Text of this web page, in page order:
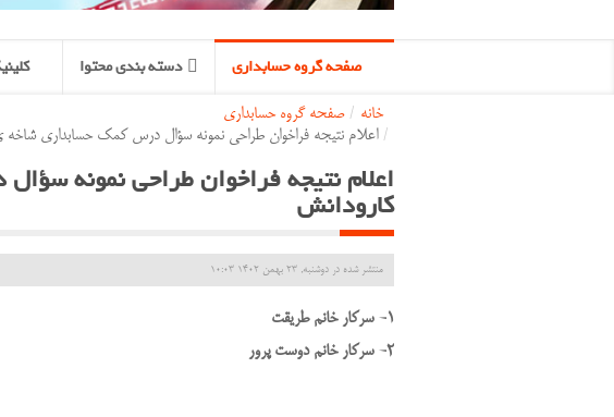
صفحه گروه حسابداری دسته بندی محتوا
خانه / صفحه گروه حسابداری
/ اعلام نتیجه فراخوان طراحی نمونه سؤال درس کمک حسابداری شاخه
اعلام نتیجه فراخوان طراحی نمونه
کارودانش
منتشر شده در دوشنبه, 23 بهمن 1402 10:03
1- سرکار خانم طریقت
2- سرکار خانم دوست پرور